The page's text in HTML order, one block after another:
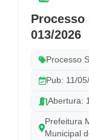
013/2026
Processo
Pub: 11/
Abertura:
Prefeitura
Municipal